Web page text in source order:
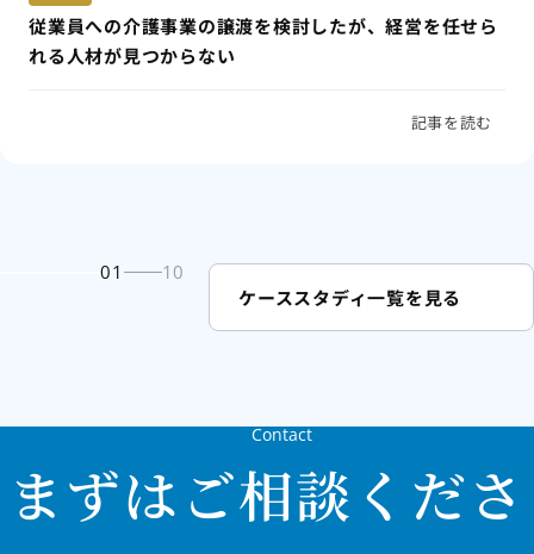
従業員への介護事業の譲渡を検討したが、経営を任せら
れる人材が見つからない
記事を読む
01 10
ケーススタディ一覧を見る
Contact
まずはご相談くださ